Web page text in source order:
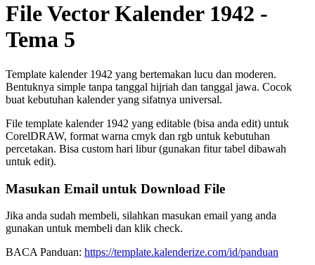
File Vector Kalender 1942 -
Tema 5
Template kalender 1942 yang bertemakan lucu dan moderen.
Bentuknya simple tanpa tanggal hijriah dan tanggal jawa. Cocok
buat kebutuhan kalender yang sifatnya universal.
File template kalender 1942 yang editable (bisa anda edit) untuk
CorelDRAW, format warna cmyk dan rgb untuk kebutuhan
percetakan. Bisa custom hari libur (gunakan fitur tabel dibawah
untuk edit).
Masukan Email untuk Download File
Jika anda sudah membeli, silahkan masukan email yang anda
gunakan untuk membeli dan klik check.
BACA Panduan: https://template.kalenderize.com/id/panduan